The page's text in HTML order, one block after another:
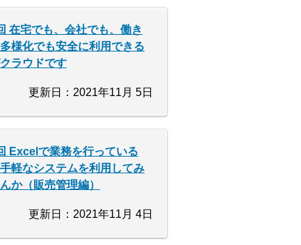
在宅でも、会社でも、働き
様化でも安全に利用できる
ラウドです
更新日：2021年11月 5日
Excelで業務を行っている
軽なシステムを利用してみ
か（販売管理編）
更新日：2021年11月 4日